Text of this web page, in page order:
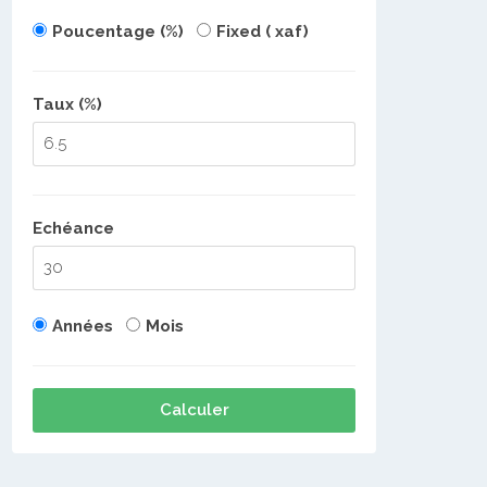
Poucentage (%) Fixed ( xaf)
Taux (%)
Echéance
Années Mois
Calculer